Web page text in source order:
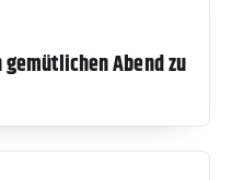
Abend zu